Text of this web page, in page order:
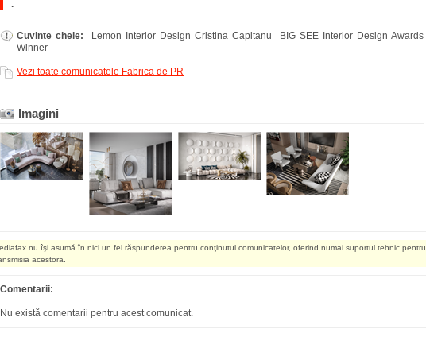
.
Cuvinte cheie:
Lemon Interior Design Cristina Capitanu BIG SEE Interior Design Awards
Winner
Vezi toate comunicatele Fabrica de PR
Imagini
nu îşi asumă în nici un fel răspunderea pentru conţinutul comunicatelor, oferind numai suportul tehnic pentru
acestora.
Comentarii:
Nu există comentarii pentru acest comunicat.